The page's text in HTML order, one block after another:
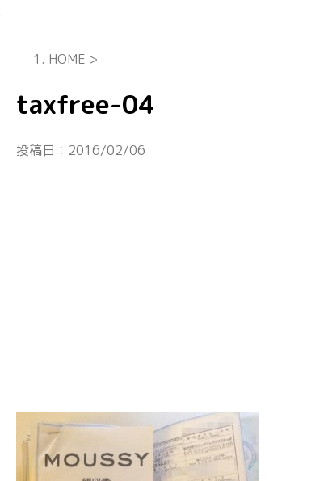
HOME >
taxfree-04
投稿日： 2016/02/06